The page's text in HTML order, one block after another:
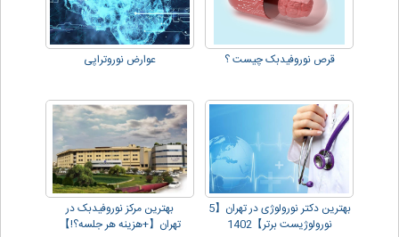
قرص نوروفیدبک چیست ؟ عوارض نوروتراپی
بهترین دکتر نورولوژی در تهران【5
نورولوژیست برتر】1402
بهترین مرکز نوروفیدبک در
تهران【+هزینه هر جلسه؟!】